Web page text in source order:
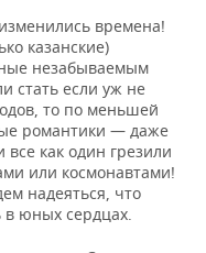
времена!
казанские)
незабываемым
стать если уж не
то по меньшей
романтики — даже
как один грезили
или космонавтами!
надеяться, что
в юных сердцах.